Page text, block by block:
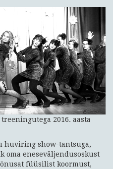
2016. aasta
huviring show-tantsuga,
eneseväljendusoskust
füüsilist koormust,